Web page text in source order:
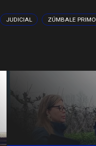
JUDICIAL ZÚMBALE PRIMO